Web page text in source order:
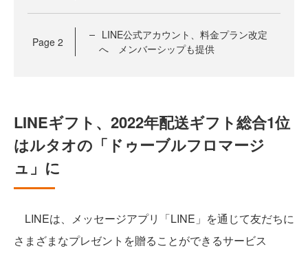
Page 2
LINE公式アカウント、料金プラン改定
へ メンバーシップも提供
LINEギフト、2022年配送ギフト総合1位
はルタオの「ドゥーブルフロマージ
ュ」に
LINEは、メッセージアプリ「LINE」を通じて友だちに
さまざまなプレゼントを贈ることができるサービス